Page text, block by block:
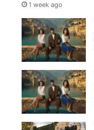
1 week ago